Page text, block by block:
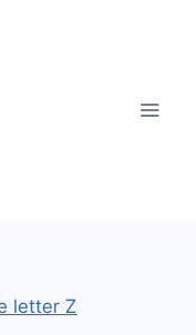
letter Z